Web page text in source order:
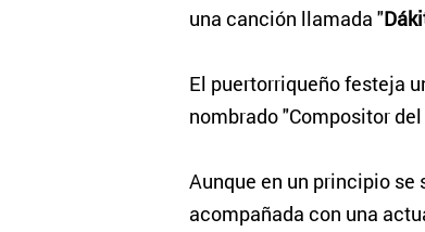
una canción llamada "
El puertorriqueño festeja
nombrado "Compositor
Aunque en un principio se
acompañada con una